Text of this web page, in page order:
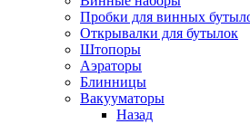
Пробки для винных
Открывалки для бутылок
Штопоры
Аэраторы
Блинницы
Вакууматоры
Назад